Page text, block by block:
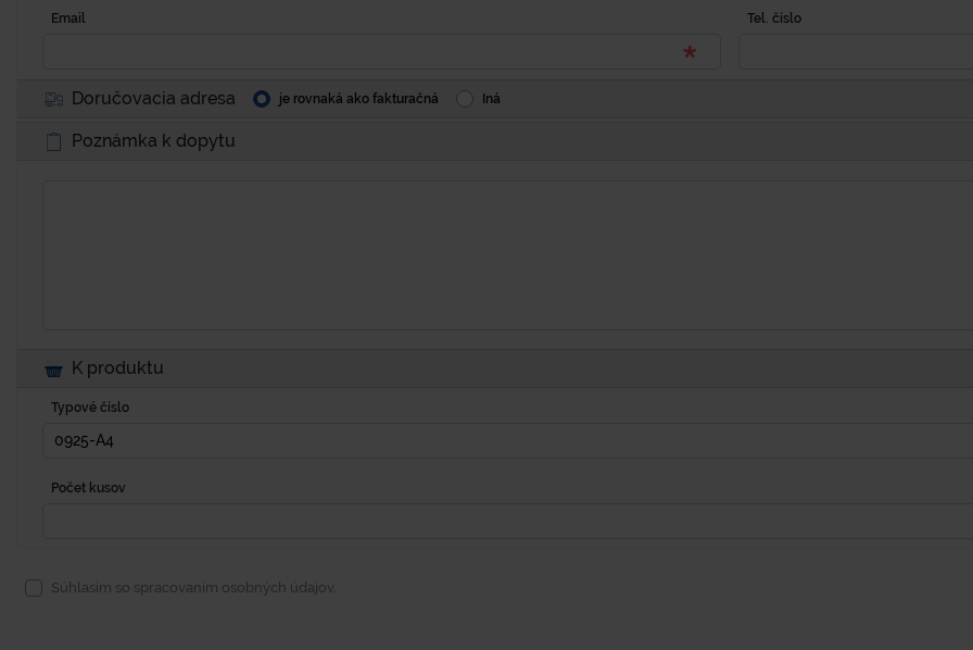
Email Tel. číslo
Doručovacia adresa je rovnaká ako fakturačná Iná
Poznámka k dopytu
K produktu
Typové číslo
Počet kusov
Súhlasím so spracovaním osobných údajov.